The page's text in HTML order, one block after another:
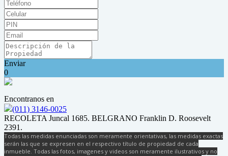
Enviar
0
Encontranos en
(011) 3146-0025
RECOLETA Juncal 1685. BELGRANO Franklin D. Roosevelt
2391.
Todas las medidas enunciadas son meramente orientativas, las medidas exactas
serán las que se expresen en el respectivo título de propiedad de cada
inmueble. Todas las fotos, imagenes y videos son meramente ilustrativos y no